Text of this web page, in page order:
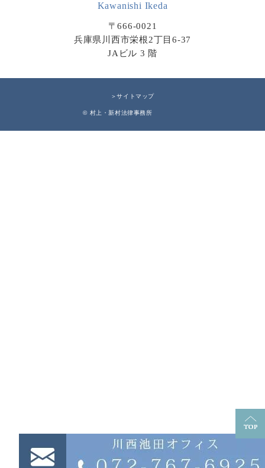
Kawanishi Ikeda
〒666-0021
兵庫県川西市栄根2丁目6-37
JAビル 3 階
＞サイトマップ
© 村上・新村法律事務所